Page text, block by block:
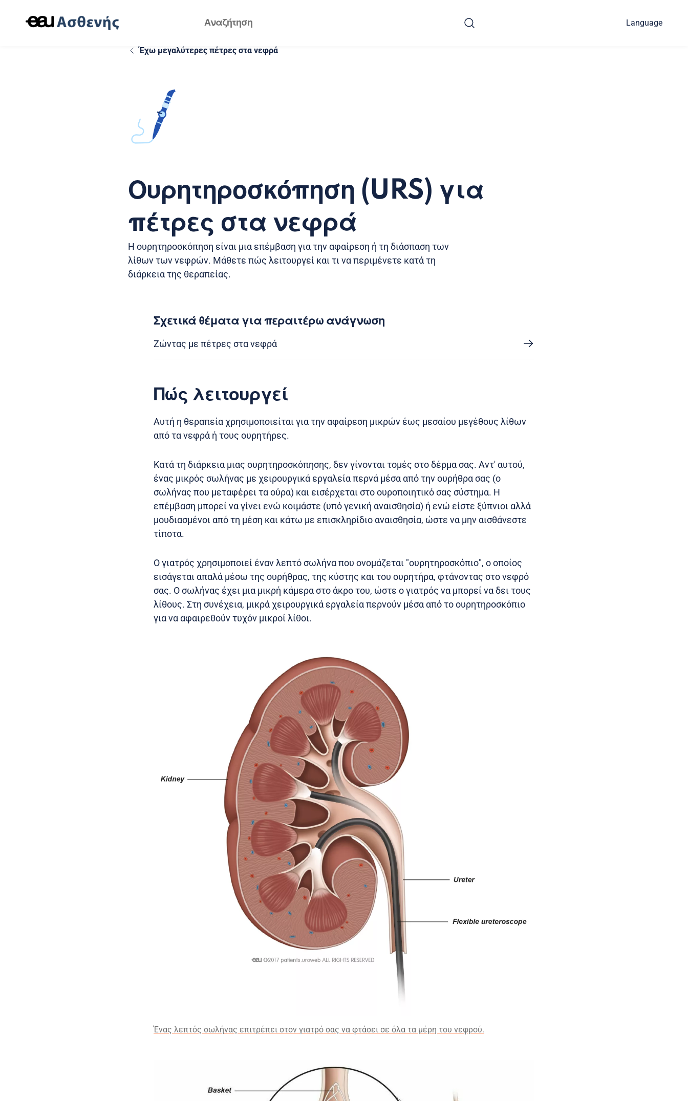
Language
Έχω μεγαλύτερες πέτρες στα νεφρά
Ουρητηροσκόπηση (URS) για
πέτρες στα νεφρά
Η ουρητηροσκόπηση είναι μια επέμβαση για την αφαίρεση ή τη διάσπαση των
λίθων των νεφρών. Μάθετε πώς λειτουργεί και τι να περιμένετε κατά τη
διάρκεια της θεραπείας.
Σχετικά θέματα για περαιτέρω ανάγνωση
Ζώντας με πέτρες στα νεφρά
Πώς λειτουργεί
Αυτή η θεραπεία χρησιμοποιείται για την αφαίρεση μικρών έως μεσαίου μεγέθους λίθων
από τα νεφρά ή τους ουρητήρες.
Κατά τη διάρκεια μιας ουρητηροσκόπησης, δεν γίνονται τομές στο δέρμα σας. Αντ' αυτού,
ένας μικρός σωλήνας με χειρουργικά εργαλεία περνά μέσα από την ουρήθρα σας (ο
σωλήνας που μεταφέρει τα ούρα) και εισέρχεται στο ουροποιητικό σας σύστημα. Η
επέμβαση μπορεί να γίνει ενώ κοιμάστε (υπό γενική αναισθησία) ή ενώ είστε ξύπνιοι αλλά
μουδιασμένοι από τη μέση και κάτω με επισκληρίδιο αναισθησία, ώστε να μην αισθάνεστε
τίποτα.
Ο γιατρός χρησιμοποιεί έναν λεπτό σωλήνα που ονομάζεται "ουρητηροσκόπιο", ο οποίος
εισάγεται απαλά μέσω της ουρήθρας, της κύστης και του ουρητήρα, φτάνοντας στο νεφρό
σας. Ο σωλήνας έχει μια μικρή κάμερα στο άκρο του, ώστε ο γιατρός να μπορεί να δει τους
λίθους. Στη συνέχεια, μικρά χειρουργικά εργαλεία περνούν μέσα από το ουρητηροσκόπιο
για να αφαιρεθούν τυχόν μικροί λίθοι.
Ένας λεπτός σωλήνας επιτρέπει στον γιατρό σας να φτάσει σε όλα τα μέρη του νεφρού.